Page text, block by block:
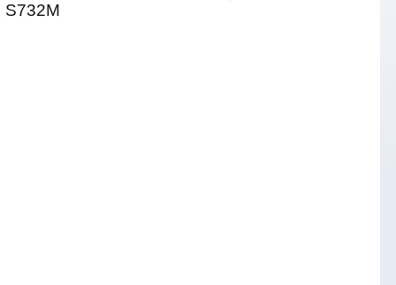
S732M